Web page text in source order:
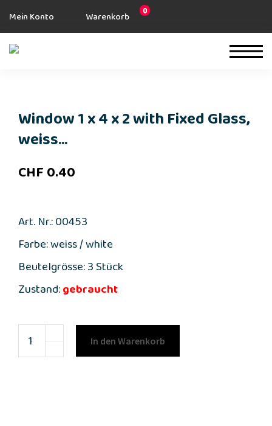
Mein Konto Warenkorb 0
Window 1 x 4 x 2 with Fixed Glass,
weiss...
CHF0.40
Art. Nr.: 00453
Farbe: weiss / white
Beutelgrösse: 3 Stück
Zustand:gebraucht
In den Warenkorb